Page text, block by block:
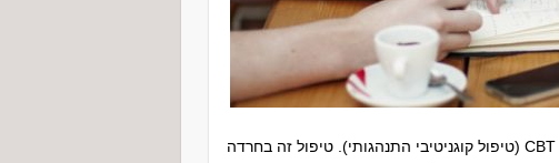
CBT(טיפול קוגניטיבי התנהגותי). טיפול זה בחרדה